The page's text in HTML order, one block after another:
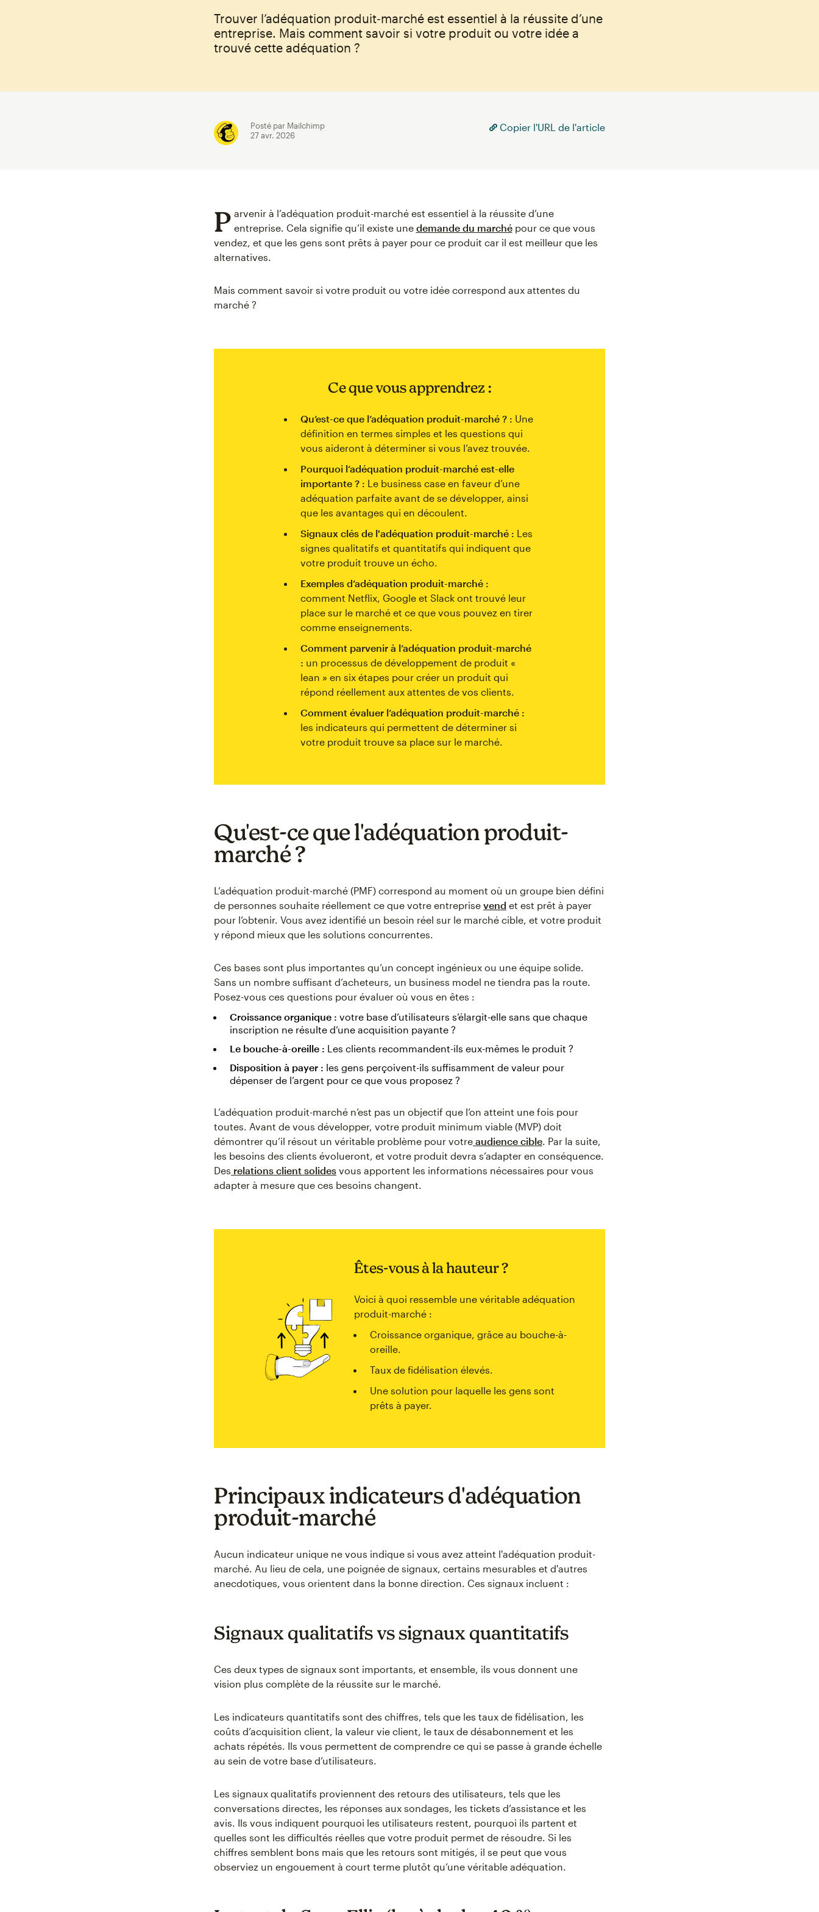
Trouver l’adéquation produit‑marché est essentiel à la réussite d’une
entreprise. Mais comment savoir si votre produit ou votre idée a
trouvé cette adéquation ?
Posté par Mailchimp
27 avr. 2026
Copier l'URL de l'article
P arvenir à l’adéquation produit-marché est essentiel à la réussite d’une
entreprise. Cela signifie qu’il existe une demande du marchépour ce que vous
vendez, et que les gens sont prêts à payer pour ce produit car il est meilleur que les
alternatives.
Mais comment savoir si votre produit ou votre idée correspond aux attentes du
marché ?
Ce que vous apprendrez :
Qu’est-ce que l’adéquation produit-marché ? : Une
définition en termes simples et les questions qui
vous aideront à déterminer si vous l’avez trouvée.
Pourquoi l’adéquation produit-marché est-elle
importante ? : Le business case en faveur d’une
adéquation parfaite avant de se développer, ainsi
que les avantages qui en découlent.
Signaux clés de l'adéquation produit-marché : Les
signes qualitatifs et quantitatifs qui indiquent que
votre produit trouve un écho.
Exemples d’adéquation produit-marché :
comment Netflix, Google et Slack ont trouvé leur
place sur le marché et ce que vous pouvez en tirer
comme enseignements.
Comment parvenir à l’adéquation produit-marché
: un processus de développement de produit «
lean » en six étapes pour créer un produit qui
répond réellement aux attentes de vos clients.
Comment évaluer l’adéquation produit-marché :
les indicateurs qui permettent de déterminer si
votre produit trouve sa place sur le marché.
Qu'est-ce que l'adéquation produit-
marché ?
L’adéquation produit-marché (PMF) correspond au moment où un groupe bien défini
de personnes souhaite réellement ce que votre entreprise vend et est prêt à payer
pour l’obtenir. Vous avez identifié un besoin réel sur le marché cible, et votre produit
y répond mieux que les solutions concurrentes.
Ces bases sont plus importantes qu’un concept ingénieux ou une équipe solide.
Sans un nombre suffisant d’acheteurs, un business model ne tiendra pas la route.
Posez-vous ces questions pour évaluer où vous en êtes :
Croissance organique : votre base d’utilisateurs s’élargit-elle sans que chaque
inscription ne résulte d’une acquisition payante ?
Le bouche-à-oreille : Les clients recommandent-ils eux-mêmes le produit ?
Disposition à payer : les gens perçoivent-ils suffisamment de valeur pour
dépenser de l’argent pour ce que vous proposez ?
L’adéquation produit-marché n’est pas un objectif que l’on atteint une fois pour
toutes. Avant de vous développer, votre produit minimum viable (MVP) doit
démontrer qu’il résout un véritable problème pour votre audience cible. Par la suite,
les besoins des clients évolueront, et votre produit devra s’adapter en conséquence.
Des relations client solides vous apportent les informations nécessaires pour vous
adapter à mesure que ces besoins changent.
Êtes-vous à la hauteur ?
Voici à quoi ressemble une véritable adéquation
produit-marché :
Croissance organique, grâce au bouche-à-
oreille.
Taux de fidélisation élevés.
Une solution pour laquelle les gens sont
prêts à payer.
Principaux indicateurs d'adéquation
produit-marché
Aucun indicateur unique ne vous indique si vous avez atteint l'adéquation produit-
marché. Au lieu de cela, une poignée de signaux, certains mesurables et d'autres
anecdotiques, vous orientent dans la bonne direction. Ces signaux incluent :
Signaux qualitatifs vs signaux quantitatifs
Ces deux types de signaux sont importants, et ensemble, ils vous donnent une
vision plus complète de la réussite sur le marché.
Les indicateurs quantitatifs sont des chiffres, tels que les taux de fidélisation, les
coûts d’acquisition client, la valeur vie client, le taux de désabonnement et les
achats répétés. Ils vous permettent de comprendre ce qui se passe à grande échelle
au sein de votre base d’utilisateurs.
Les signaux qualitatifs proviennent des retours des utilisateurs, tels que les
conversations directes, les réponses aux sondages, les tickets d’assistance et les
avis. Ils vous indiquent pourquoi les utilisateurs restent, pourquoi ils partent et
quelles sont les difficultés réelles que votre produit permet de résoudre. Si les
chiffres semblent bons mais que les retours sont mitigés, il se peut que vous
observiez un engouement à court terme plutôt qu’une véritable adéquation.